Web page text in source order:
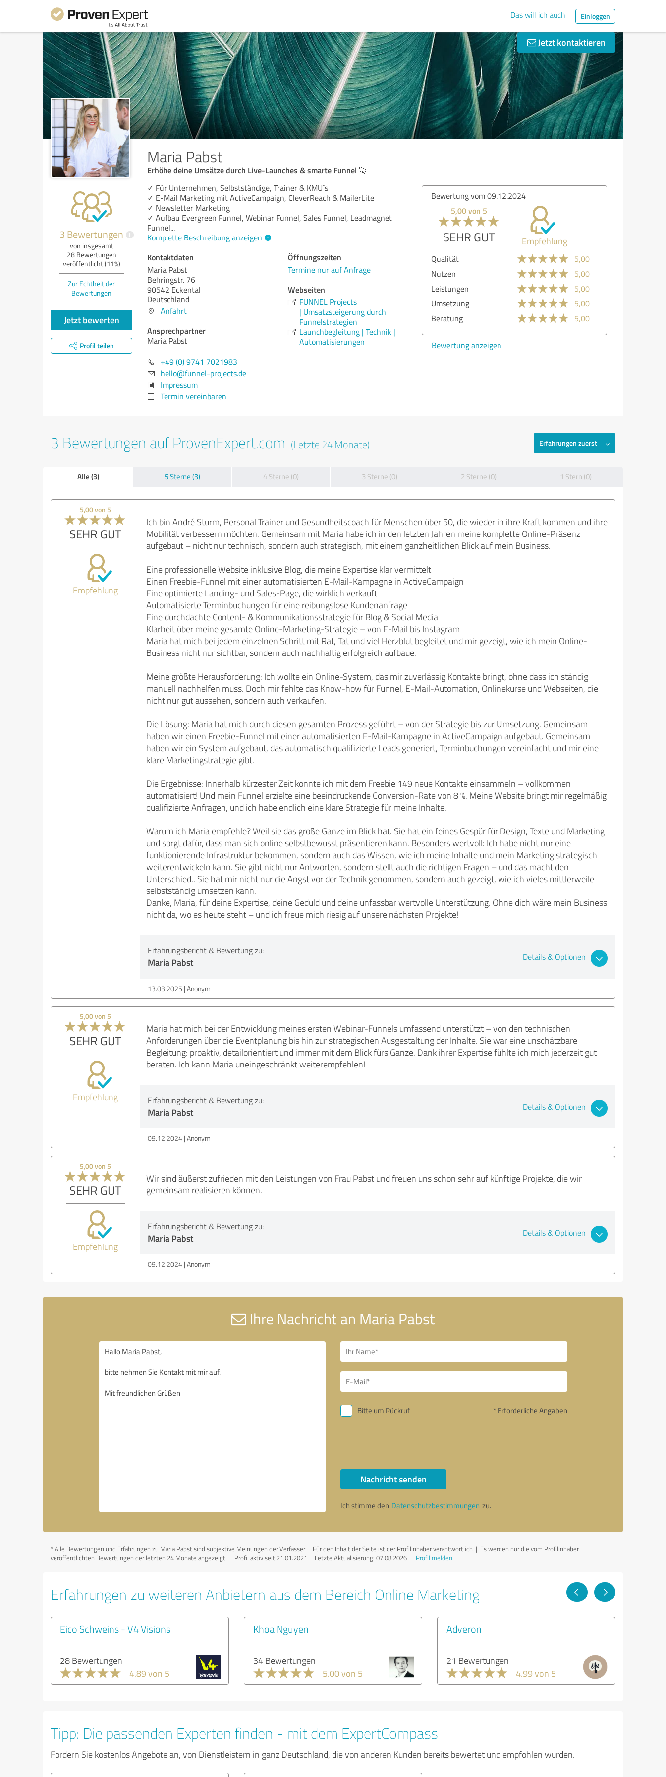
Das will ich auch Einloggen
Jetzt kontaktieren
Maria Pabst
Erhöhe deine Umsätze durch Live-Launches & smarte Funnel 🚀
3 Bewertungen i
von insgesamt
28 Bewertungen
veröffentlicht (11%)
Zur Echtheit der
Bewertungen
Jetzt bewerten
Profil teilen
✓ Für Unternehmen, Selbstständige, Trainer & KMU´s
✓ E-Mail Marketing mit ActiveCampaign, CleverReach & MailerLite
✓ Newsletter Marketing
✓ Aufbau Evergreen Funnel, Webinar Funnel, Sales Funnel, Leadmagnet
Funnel...
Komplette Beschreibung anzeigen
Kontaktdaten
Maria Pabst
Behringstr. 76
90542 Eckental
Deutschland
Anfahrt
Ansprechpartner
Maria Pabst
+49 (0) 9741 7021983
hello@funnel-projects.de
Impressum
Termin vereinbaren
Öffnungszeiten
Termine nur auf Anfrage
Webseiten
FUNNEL Projects
| Umsatzsteigerung durch
Funnelstrategien
Launchbegleitung | Technik |
Automatisierungen
Bewertung vom 09.12.2024
5,00 von 5
SEHR GUT Empfehlung
Qualität
5,00
Nutzen
5,00
Leistungen
5,00
Umsetzung
5,00
Beratung
5,00
Bewertung anzeigen
3 Bewertungen auf ProvenExpert.com (Letzte 24 Monate) Erfahrungen zuerst
Alle (3) 5 Sterne (3) 4 Sterne (0) 3 Sterne (0) 2 Sterne (0) 1 Stern (0)
5,00 von 5
SEHR GUT
Empfehlung
Ich bin André Sturm, Personal Trainer und Gesundheitscoach für Menschen über 50, die wieder in ihre Kraft kommen und ihre
Mobilität verbessern möchten. Gemeinsam mit Maria habe ich in den letzten Jahren meine komplette Online-Präsenz
aufgebaut – nicht nur technisch, sondern auch strategisch, mit einem ganzheitlichen Blick auf mein Business.
Eine professionelle Website inklusive Blog, die meine Expertise klar vermittelt
Einen Freebie-Funnel mit einer automatisierten E-Mail-Kampagne in ActiveCampaign
Eine optimierte Landing- und Sales-Page, die wirklich verkauft
Automatisierte Terminbuchungen für eine reibungslose Kundenanfrage
Eine durchdachte Content- & Kommunikationsstrategie für Blog & Social Media
Klarheit über meine gesamte Online-Marketing-Strategie – von E-Mail bis Instagram
Maria hat mich bei jedem einzelnen Schritt mit Rat, Tat und viel Herzblut begleitet und mir gezeigt, wie ich mein Online-
Business nicht nur sichtbar, sondern auch nachhaltig erfolgreich aufbaue.
Meine größte Herausforderung: Ich wollte ein Online-System, das mir zuverlässig Kontakte bringt, ohne dass ich ständig
manuell nachhelfen muss. Doch mir fehlte das Know-how für Funnel, E-Mail-Automation, Onlinekurse und Webseiten, die
nicht nur gut aussehen, sondern auch verkaufen.
Die Lösung: Maria hat mich durch diesen gesamten Prozess geführt – von der Strategie bis zur Umsetzung. Gemeinsam
haben wir einen Freebie-Funnel mit einer automatisierten E-Mail-Kampagne in ActiveCampaign aufgebaut. Gemeinsam
haben wir ein System aufgebaut, das automatisch qualifizierte Leads generiert, Terminbuchungen vereinfacht und mir eine
klare Marketingstrategie gibt.
Die Ergebnisse: Innerhalb kürzester Zeit konnte ich mit dem Freebie 149 neue Kontakte einsammeln – vollkommen
automatisiert! Und mein Funnel erzielte eine beeindruckende Conversion-Rate von 8 %. Meine Website bringt mir regelmäßig
qualifizierte Anfragen, und ich habe endlich eine klare Strategie für meine Inhalte.
Warum ich Maria empfehle? Weil sie das große Ganze im Blick hat. Sie hat ein feines Gespür für Design, Texte und Marketing
und sorgt dafür, dass man sich online selbstbewusst präsentieren kann. Besonders wertvoll: Ich habe nicht nur eine
funktionierende Infrastruktur bekommen, sondern auch das Wissen, wie ich meine Inhalte und mein Marketing strategisch
weiterentwickeln kann. Sie gibt nicht nur Antworten, sondern stellt auch die richtigen Fragen – und das macht den
Unterschied.. Sie hat mir nicht nur die Angst vor der Technik genommen, sondern auch gezeigt, wie ich vieles mittlerweile
selbstständig umsetzen kann.
Danke, Maria, für deine Expertise, deine Geduld und deine unfassbar wertvolle Unterstützung. Ohne dich wäre mein Business
nicht da, wo es heute steht – und ich freue mich riesig auf unsere nächsten Projekte!
Erfahrungsbericht & Bewertung zu:
Maria Pabst Details & Optionen
13.03.2025 Anonym
5,00 von 5
SEHR GUT
Empfehlung
Maria hat mich bei der Entwicklung meines ersten Webinar-Funnels umfassend unterstützt – von den technischen
Anforderungen über die Eventplanung bis hin zur strategischen Ausgestaltung der Inhalte. Sie war eine unschätzbare
Begleitung: proaktiv, detailorientiert und immer mit dem Blick fürs Ganze. Dank ihrer Expertise fühlte ich mich jederzeit gut
beraten. Ich kann Maria uneingeschränkt weiterempfehlen!
Erfahrungsbericht & Bewertung zu:
Maria Pabst Details & Optionen
09.12.2024 Anonym
5,00 von 5
SEHR GUT
Empfehlung
Wir sind äußerst zufrieden mit den Leistungen von Frau Pabst und freuen uns schon sehr auf künftige Projekte, die wir
gemeinsam realisieren können.
Erfahrungsbericht & Bewertung zu:
Maria Pabst Details & Optionen
09.12.2024 Anonym
Ihre Nachricht an Maria Pabst
Bitte um Rückruf * Erforderliche Angaben
Nachricht senden
Ich stimme den Datenschutzbestimmungen zu.
*Alle Bewertungen und Erfahrungen zu Maria Pabst sind subjektive Meinungen der Verfasser | Für den Inhalt der Seite ist der Profilinhaber verantwortlich | Es werden nur die vom Profilinhaber
veröffentlichten Bewertungen der letzten 24 Monate angezeigt | Profil aktiv seit 21.01.2021 | Letzte Aktualisierung: 07.08.2026 | Profil melden
Erfahrungen zu weiteren Anbietern aus dem Bereich Online Marketing
Eico Schweins - V4 Visions
28 Bewertungen
4.89 von 5
Khoa Nguyen
34 Bewertungen
5.00 von 5
Adveron
21 Bewertungen
4.99 von 5
Tipp: Die passenden Experten finden - mit dem ExpertCompass
Fordern Sie kostenlos Angebote an, von Dienstleistern in ganz Deutschland, die von anderen Kunden bereits bewertet und empfohlen wurden.